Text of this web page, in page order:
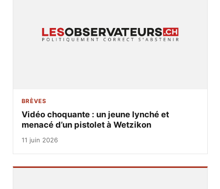
BRÈVES
Vidéo choquante : un jeune lynché et
menacé d’un pistolet à Wetzikon
11 juin 2026